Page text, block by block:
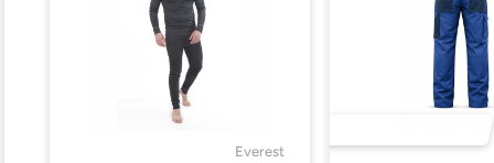
Tipo De Cartucho
Ficha Técnica
Everest